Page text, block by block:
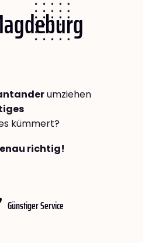
umziehen
kümmert?
richtig!
Günstiger Service